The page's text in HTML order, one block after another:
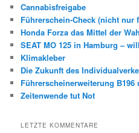
Cannabisfreigabe
Führerschein-Check (nicht nur
Honda Forza das Mittel der
SEAT MO 125 in Hamburg –
Klimakleber
Die Zukunft des
Führerscheinerweiterung
Zeitenwende tut Not
LETZTE KOMMENTARE